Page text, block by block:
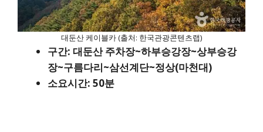
대둔산 케이블카 (출처: 한국관광콘텐츠랩)
구간: 대둔산 주차장~하부승강장~상부승강
장~구름다리~삼선계단~정상(마천대)
소요시간: 50분